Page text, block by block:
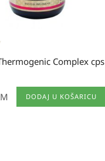
Complex cps
DODAJ U KOŠARICU